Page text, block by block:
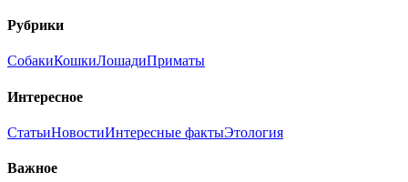
Рубрики
СобакиКошкиЛошадиПриматы
Интересное
СтатьиНовостиИнтересные фактыЭтология
Важное